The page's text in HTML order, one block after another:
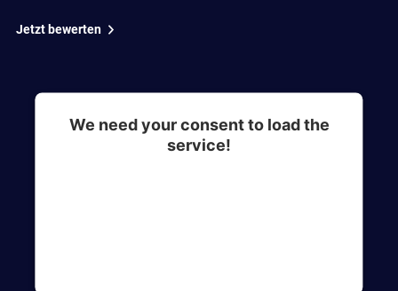
Jetzt bewerten
We need your consent to load the
service!